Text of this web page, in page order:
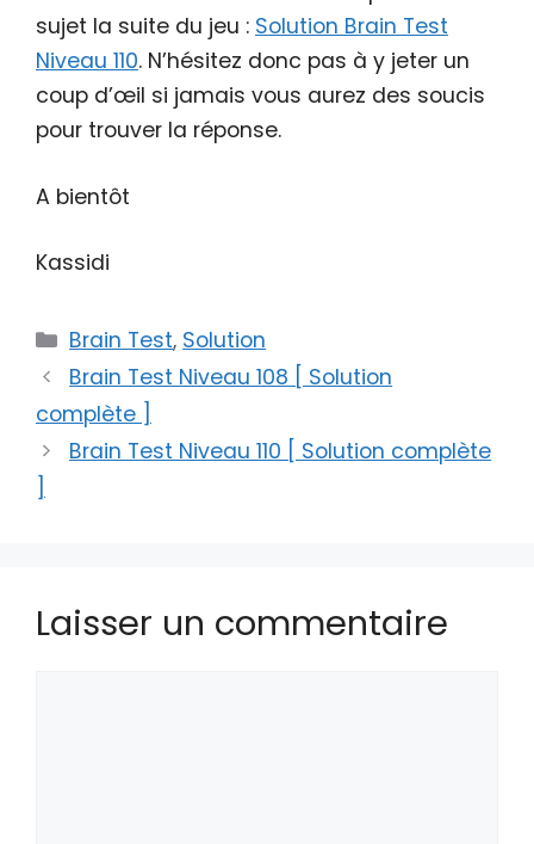
sujet la suite du jeu : Solution Brain Test
Niveau 110. N’hésitez donc pas à y jeter un
coup d’œil si jamais vous aurez des soucis
pour trouver la réponse.
A bientôt
Kassidi
Catégories
Brain Test, Solution
Brain Test Niveau 108 [ Solution
complète ]
Brain Test Niveau 110 [ Solution complète
Laisser un commentaire